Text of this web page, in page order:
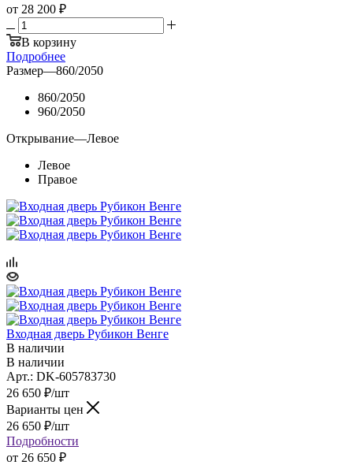
от 28 200 ₽
В корзину
Подробнее
Размер—860/2050
860/2050
960/2050
Открывание—Левое
Левое
Правое
Входная дверь Рубикон Венге
В наличии
В наличии
Арт.: DK-605783730
26 650 ₽/шт
Варианты цен
26 650 ₽/шт
Подробности
от 26 650 ₽